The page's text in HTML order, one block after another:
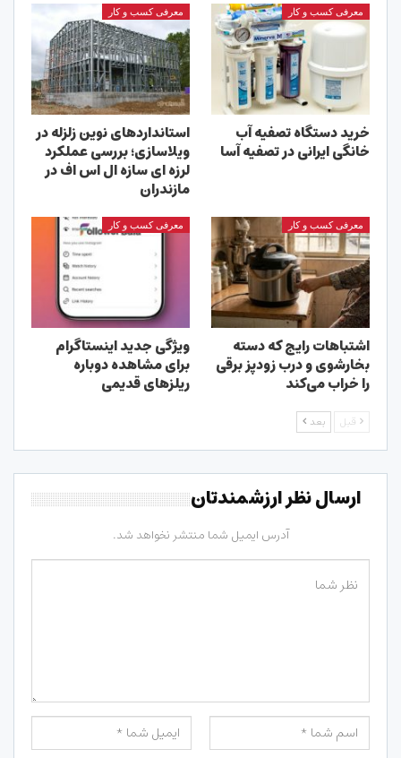
معرفی کسب و کار
خرید دستگاه تصفیه آب
خانگی ایرانی در تصفیه آسا
معرفی کسب و کار
استانداردهای نوین زلزله در
ویلاسازی؛ بررسی عملکرد
لرزه ای سازه ال اس اف در
مازندران
معرفی کسب و کار
اشتباهات رایج که دسته
بخارشوی و درب زودپز برقی
را خراب می‌کند
معرفی کسب و کار
ویژگی جدید اینستاگرام
برای مشاهده دوباره
ریلزهای قدیمی
قبل بعد
ارسال نظر ارزشمندتان
آدرس ایمیل شما منتشر نخواهد شد.